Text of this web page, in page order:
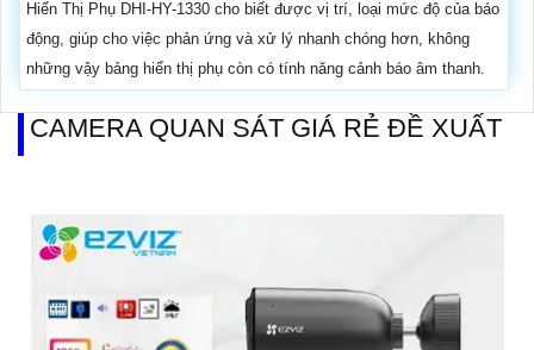
Hiển Thị Phụ DHI-HY-1330 cho biết được vị trí, loại mức độ của báo
động, giúp cho việc phản ứng và xử lý nhanh chóng hơn, không
những vậy bảng hiển thị phụ còn có tính năng cảnh báo âm thanh.
CAMERA QUAN SÁT GIÁ RẺ ĐỀ XUẤT